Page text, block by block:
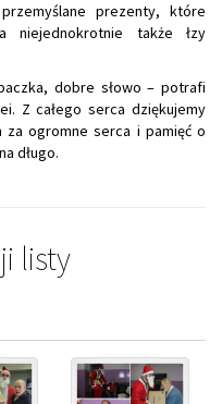
prezenty, które
niejednokrotnie także łzy
dobre słowo – potrafi
Z całego serca dziękujemy
za ogromne serca i pamięć o
długo.
listy